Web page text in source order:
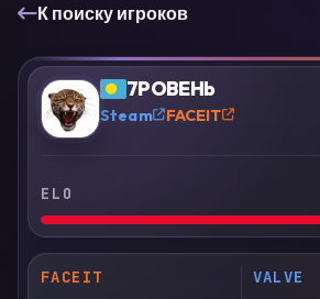
К поиску игроков
? 7POBEHb
Steam FACEIT
ELO
FACEIT
VALVE